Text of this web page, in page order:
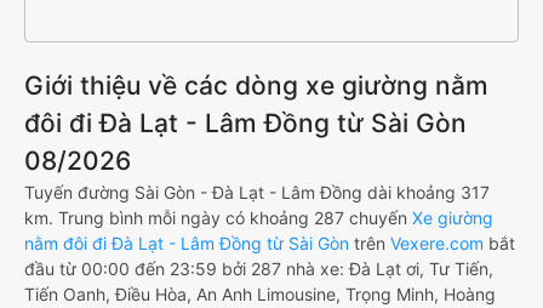
Giới thiệu về các dòng xe giường nằm
đôi đi Đà Lạt - Lâm Đồng từ Sài Gòn
08/2026
Tuyến đường Sài Gòn - Đà Lạt - Lâm Đồng dài khoảng 317
km. Trung bình mỗi ngày có khoảng 287 chuyến Xe giường
nằm đôi đi Đà Lạt - Lâm Đồng từ Sài Gòn trên Vexere.com bắt
đầu từ 00:00 đến 23:59 bởi 287 nhà xe: Đà Lạt ơi, Tư Tiến,
Tiến Oanh, Điều Hòa, An Anh Limousine, Trọng Minh, Hoàng